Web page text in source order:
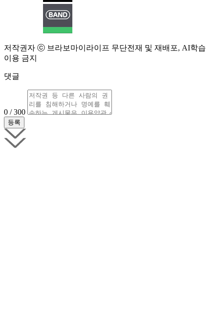
저작권자 ⓒ 브라보마이라이프 무단전재 및 재배포, AI학습
이용 금지
댓글
0 / 300